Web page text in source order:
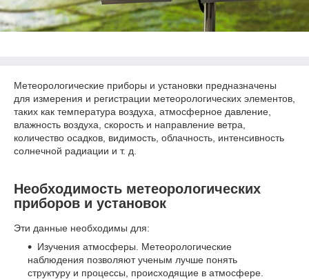
Метеорологические приборы и установки предназначены
для измерения и регистрации метеорологических элементов,
таких как температура воздуха, атмосферное давление,
влажность воздуха, скорость и направление ветра,
количество осадков, видимость, облачность, интенсивность
солнечной радиации и т. д.
Необходимость метеорологических
приборов и установок
Эти данные необходимы для:
Изучения атмосферы. Метеорологические
наблюдения позволяют ученым лучше понять
структуру и процессы, происходящие в атмосфере.